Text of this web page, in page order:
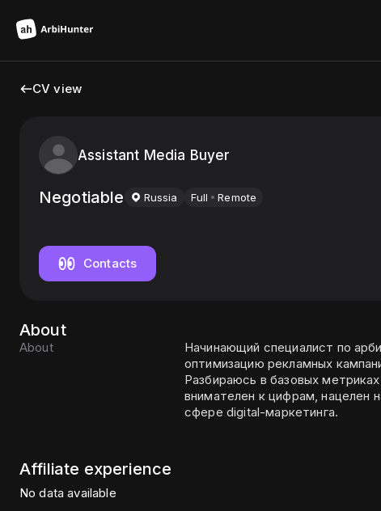
CV view
Assistant Media Buyer
Negotiable Russia Full Remote
Contacts
About
About
Начинающий специалист по
оптимизацию рекламных
Разбираюсь в базовых
внимателен к цифрам, нацелен
сфере digital-маркетинга.
Affiliate experience
No data available